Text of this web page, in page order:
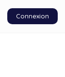
Connexion